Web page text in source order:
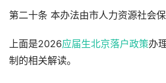
第二十条 本办法由市人力资源社会保
上面是2026应届生北京落户政策办
制的相关解读。